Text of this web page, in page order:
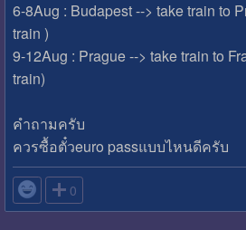
6-8Aug : Budapest --> take train to
train )
9-12Aug : Prague --> take train to
train)
คำถามครับ
ควรซื้อตั๋วeuro passแบบไหนดีครับ
 0